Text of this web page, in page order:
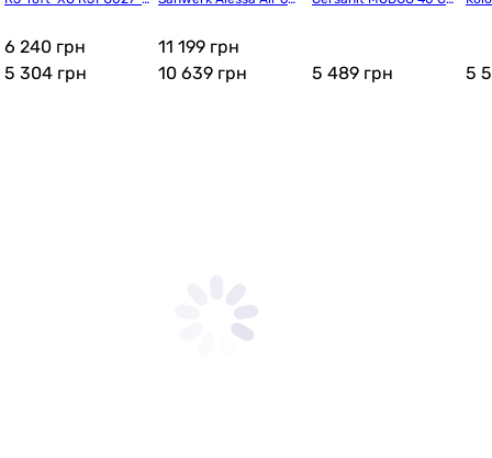
160WH + L81960000)
6 240 грн
5 304 грн
11 199 грн
10 639 грн 5 489 грн 5